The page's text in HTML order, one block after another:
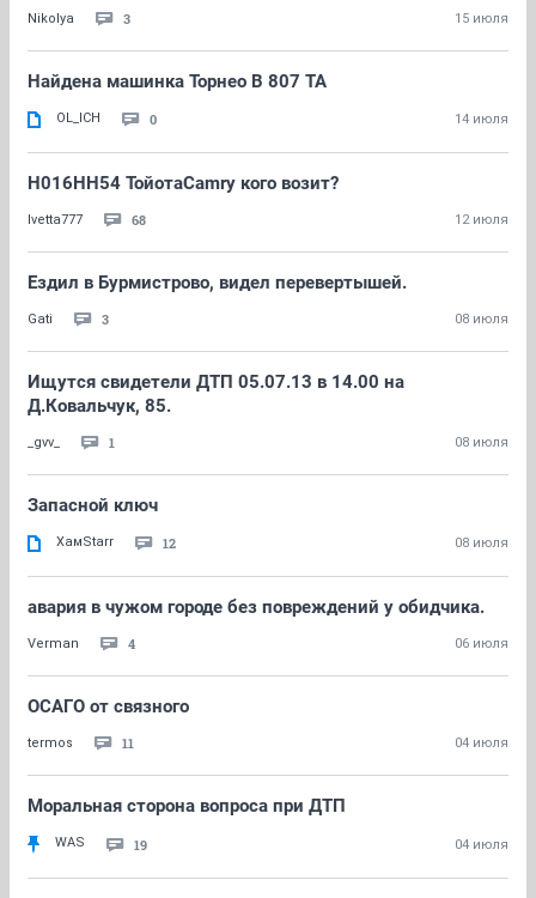
Nikolya 3 15 июля
Найдена машинка Торнео В 807 ТА
OL_ICH 0 14 июля
Н016НН54 ТойотаCamry кого возит?
Ivetta777 68 12 июля
Ездил в Бурмистрово, видел перевертышей.
Gati 3 08 июля
Ищутся свидетели ДТП 05.07.13 в 14.00 на
Д.Ковальчук, 85.
_gvv_ 1 08 июля
Запасной ключ
ХамStarr 12 08 июля
авария в чужом городе без повреждений у обидчика.
Verman 4 06 июля
ОСАГО от связного
termos 11 04 июля
Моральная сторона вопроса при ДТП
WAS 19 04 июля